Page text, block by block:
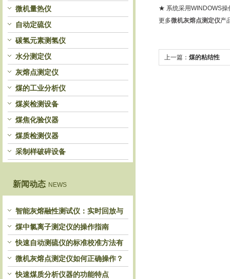
微机量热仪
自动定硫仪
碳氢元素测氢仪
水分测定仪
灰熔点测定仪
煤的工业分析仪
煤炭检测设备
煤焦化验仪器
煤质检测仪器
采制样破碎设备
新闻动态 NEWS
智能灰熔融性测试仪：实时回放与
历史分析，解锁灰熔特性精准洞察
煤中氯离子测定仪的操作指南
快速自动测硫仪的标准校准方法有
哪些？
微机灰熔点测定仪如何正确操作？
快速煤质分析仪器的功能特点
★ 系统采用WINDOWS操
更多微机灰熔点测定仪产
上一篇： 煤的粘结性